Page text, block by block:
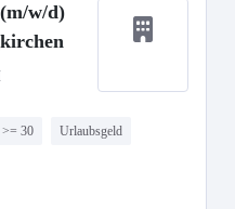
w/d)
30 Urlaubsgeld